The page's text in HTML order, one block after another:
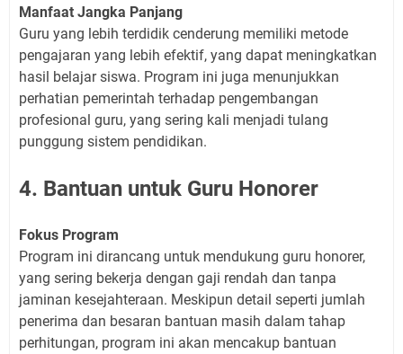
Manfaat Jangka Panjang
Guru yang lebih terdidik cenderung memiliki metode
pengajaran yang lebih efektif, yang dapat meningkatkan
hasil belajar siswa. Program ini juga menunjukkan
perhatian pemerintah terhadap pengembangan
profesional guru, yang sering kali menjadi tulang
punggung sistem pendidikan.
4. Bantuan untuk Guru Honorer
Fokus Program
Program ini dirancang untuk mendukung guru honorer,
yang sering bekerja dengan gaji rendah dan tanpa
jaminan kesejahteraan. Meskipun detail seperti jumlah
penerima dan besaran bantuan masih dalam tahap
perhitungan, program ini akan mencakup bantuan